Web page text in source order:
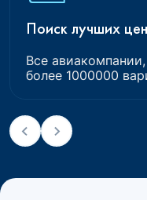
Поиск лучших цен
Все
более 1000000